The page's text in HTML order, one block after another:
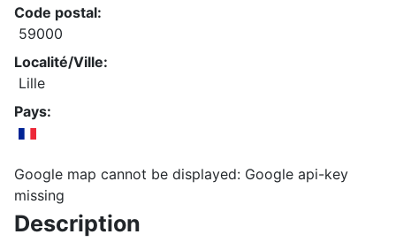
Code postal:
59000
Localité/Ville:
Lille
Pays:
Google map cannot be displayed: Google api-key
missing
Description